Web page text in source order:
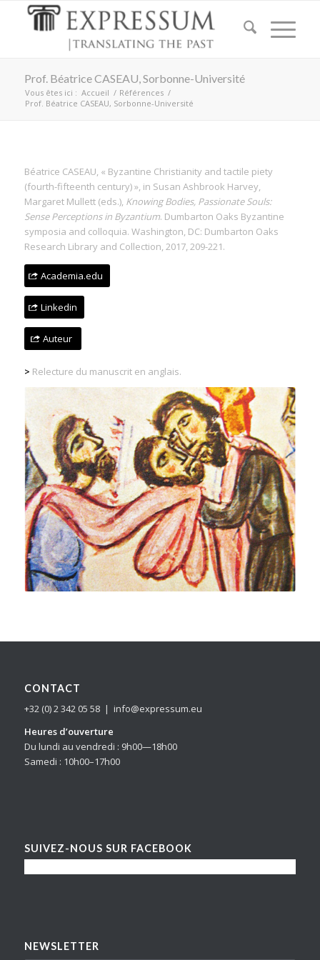
Prof. Béatrice CASEAU, Sorbonne-Université
Vous êtes ici : Accueil / Références /
Prof. Béatrice CASEAU, Sorbonne-Université
Béatrice CASEAU, « Byzantine Christianity and tactile piety
(fourth-fifteenth century) », in Susan Ashbrook Harvey,
Margaret Mullett (eds.), Knowing Bodies, Passionate Souls:
Sense Perceptions in Byzantium. Dumbarton Oaks Byzantine
symposia and colloquia. Washington, DC: Dumbarton Oaks
Research Library and Collection, 2017, 209-221.
Academia.edu
Linkedin
Auteur
> Relecture du manuscrit en anglais.
CONTACT
+32 (0) 2 342 05 58 | info@expressum.eu
Heures d’ouverture
Du lundi au vendredi : 9h00—18h00
Samedi : 10h00–17h00
SUIVEZ-NOUS SUR FACEBOOK
NEWSLETTER